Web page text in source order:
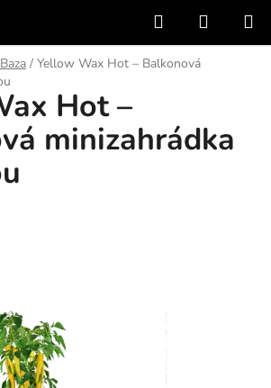
Hledat
KOŠÍK
/ Yellow Wax Hot – Balkonová
Hot –
minizahrádka